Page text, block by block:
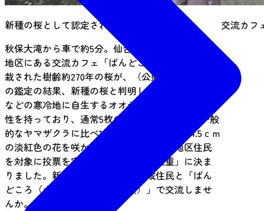
新種の桜として認定された秋保足軽紅重
交流カ
秋保大滝から車で約5分。仙台市太白区秋保町野尻
地区にある交流カフェ「ばんどころ」の中庭に植
栽された樹齢約270年の桜が、（公財）日本花の会
の鑑定の結果、新種の桜と判明しました。北海道
などの寒冷地に自生するオオヤマザクラと同じ粘
性を持っており、通常5枚の花弁が6,7枚混じる一般
的なヤマザクラに比べ1.5倍大きい直径約3～4.5ｃｍ
の淡紅色の花を咲かせます。名称は野尻地区住民
を対象に投票を実施し、「秋保足軽紅重」に決ま
りました。新種の桜を見ながら地域住民と「ばん
どころ（土・日営業：冬期休業）」で交流しませ
んか。